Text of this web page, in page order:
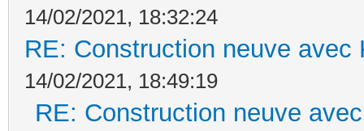
14/02/2021, 18:32:24
RE: Construction neuve avec
14/02/2021, 18:49:19
RE: Construction neuve